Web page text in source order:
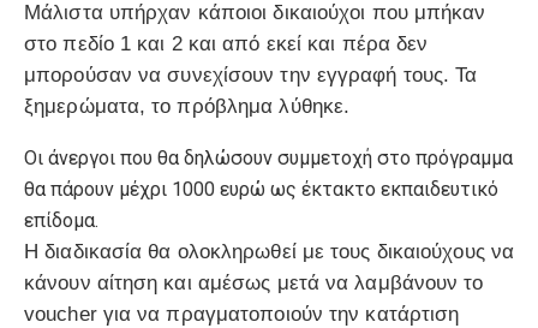
Μάλιστα υπήρχαν κάποιοι δικαιούχοι που μπήκαν
στο πεδίο 1 και 2 και από εκεί και πέρα δεν
μπορούσαν να συνεχίσουν την εγγραφή τους. Τα
ξημερώματα, το πρόβλημα λύθηκε.
Οι άνεργοι που θα δηλώσουν συμμετοχή στο πρόγραμμα
θα πάρουν μέχρι 1000 ευρώ ως έκτακτο εκπαιδευτικό
επίδομα.
Η διαδικασία θα ολοκληρωθεί με τους δικαιούχους να
κάνουν αίτηση και αμέσως μετά να λαμβάνουν το
voucher για να πραγματοποιούν την κατάρτιση